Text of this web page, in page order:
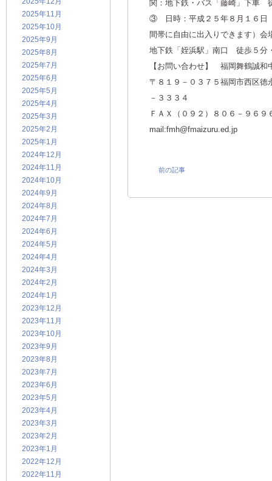
2025年11月
2025年10月
2025年9月
2025年8月
2025年7月
2025年6月
2025年5月
2025年4月
2025年3月
2025年2月
2025年1月
2024年12月
2024年11月
2024年10月
2024年9月
2024年8月
2024年7月
2024年6月
2024年5月
2024年4月
2024年3月
2024年2月
2024年1月
2023年12月
2023年11月
2023年10月
2023年9月
2023年8月
2023年7月
2023年6月
2023年5月
2023年4月
2023年3月
2023年2月
2023年1月
2022年12月
2022年11月
関：地下鉄・バス「藤崎」下車
③ 日時：平成２５年８月１６日
間帯に自由に出入りできます）
地下鉄「姪浜駅」南口 徒歩５分
【お問い合わせ】 福岡舞鶴誠和
〒８１９－０３７５福岡市西区
－３３３４
ＦＡＸ（０９２）８０６－９６
mail:fmh@fmaizuru.ed.jp
前の記事